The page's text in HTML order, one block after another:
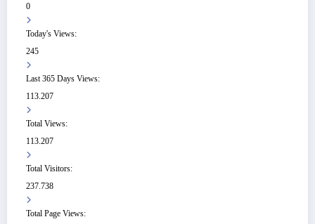
0
Today's Views:
245
Last 365 Days Views:
113.207
Total Views:
113.207
Total Visitors:
237.738
Total Page Views: